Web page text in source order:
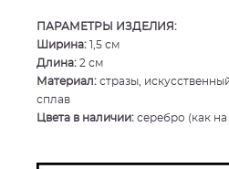
ПАРАМЕТРЫ ИЗДЕЛИЯ:
Ширина: 1,5 см
Длина: 2 см
Материал: стразы,
сплав
Цвета в наличии: серебро (как